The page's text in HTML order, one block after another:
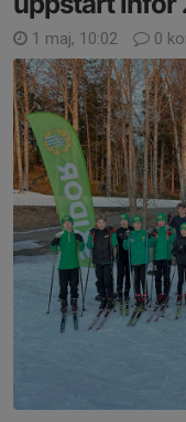
1 maj, 10:02 0